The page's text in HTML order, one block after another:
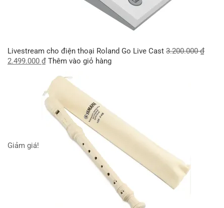
Livestream cho điện thoại Roland Go Live Cast 3.200.000₫
2.499.000 ₫ Thêm vào giỏ hàng
Giảm giá!